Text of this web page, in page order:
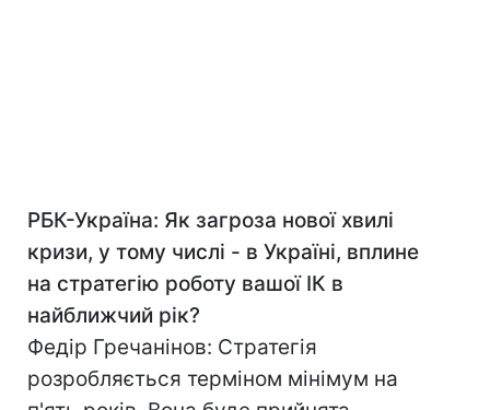
РБК-Україна: Як загроза нової хвилі
кризи, у тому числі - в Україні, вплине
на стратегію роботу вашої ІК в
найближчий рік?
Федір Гречанінов: Стратегія
розробляється терміном мінімум на